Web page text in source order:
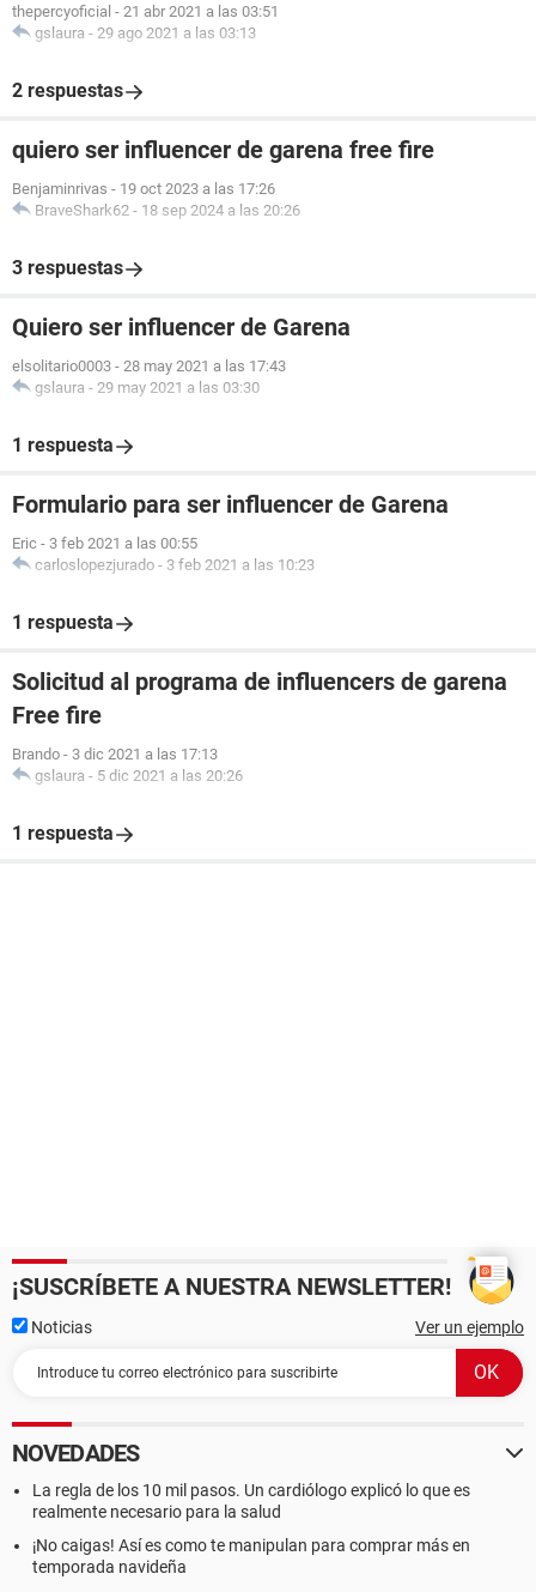
thepercyoficial - 21 abr 2021 a las 03:51
gslaura - 29 ago 2021 a las 03:13
2 respuestas
quiero ser influencer de garena free fire
Benjaminrivas - 19 oct 2023 a las 17:26
BraveShark62 - 18 sep 2024 a las 20:26
3 respuestas
Quiero ser influencer de Garena
elsolitario0003 - 28 may 2021 a las 17:43
gslaura - 29 may 2021 a las 03:30
1 respuesta
Formulario para ser influencer de Garena
Eric - 3 feb 2021 a las 00:55
carloslopezjurado - 3 feb 2021 a las 10:23
1 respuesta
Solicitud al programa de influencers de garena
Free fire
Brando - 3 dic 2021 a las 17:13
gslaura - 5 dic 2021 a las 20:26
1 respuesta
¡SUSCRÍBETE A NUESTRA NEWSLETTER!
Noticias Ver un ejemplo
NOVEDADES
La regla de los 10 mil pasos. Un cardiólogo explicó lo que es
realmente necesario para la salud
¡No caigas! Así es como te manipulan para comprar más en
temporada navideña